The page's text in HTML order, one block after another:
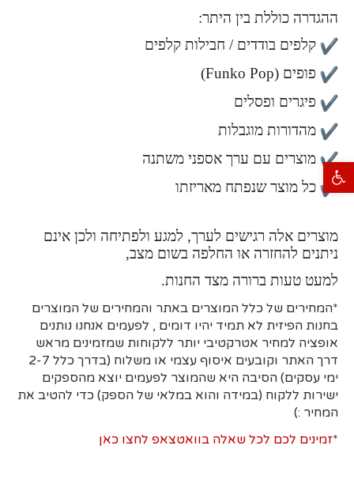
פתח סרגל נגישות
ההגדרה כוללת בין היתר:
קלפים בודדים / חבילות קלפים
פופים (Funko Pop)
פיגרים ופסלים
מהדורות מוגבלות
מוצרים עם ערך אספני משתנה
כל מוצר שנפתח מאריזתו
מוצרים אלה רגישים לערך, למגע ולפתיחה ולכן אינם
ניתנים להחזרה או החלפה בשום מצב,
למעט טעות ברורה מצד החנות.
*המחירים של כלל המוצרים באתר והמחירים של המוצרים
בחנות הפיזית לא תמיד יהיו דומים , לפעמים אנחנו נותנים
אופציה למחיר אטרקטיבי יותר ללקוחות שמזמינים מראש
דרך האתר וקובעים איסוף עצמי או משלוח (בדרך כלל 2-7
ימי עסקים) הסיבה היא שהמוצר לפעמים יוצא מהספקים
ישירות ללקוח (במידה והוא במלאי של הספק) כדי להטיב את
המחיר :)
*זמינים לכם לכל שאלה בוואטצאפ לחצו כאן